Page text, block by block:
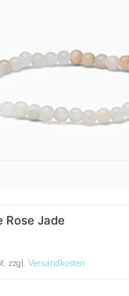
Rose Jade
zzgl. Versandkosten